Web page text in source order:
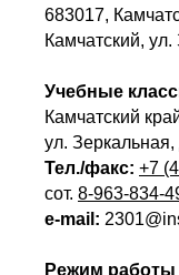
683017,
Камчатский,
Учебные
Камчатский
ул.
Тел./факс: +7
сот. 8-963-834-
e-mail:
Режим работы